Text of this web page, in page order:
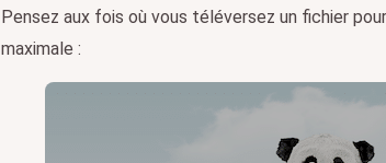
Pensez aux fois où vous téléversez un fichier
maximale :